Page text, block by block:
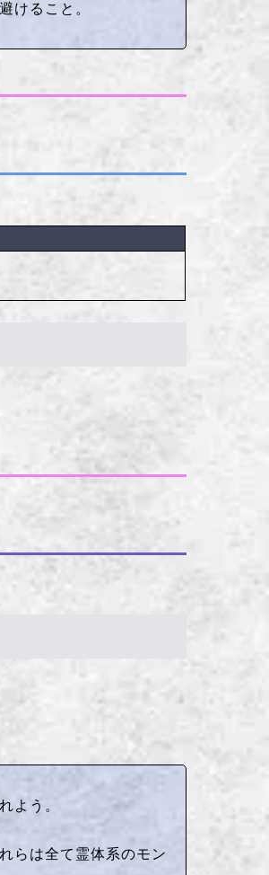
けること。
よう。
らは全て霊体系のモン